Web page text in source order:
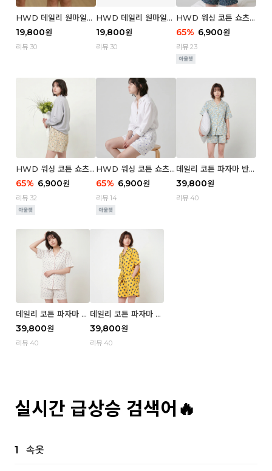
HWD 데일리 원마일
쇼츠 - 03 Poodle (우
먼)
19,800원
리뷰 30
HWD 데일리 원마일
쇼츠 - 02 Chouchou
(우먼)
19,800원
리뷰 30
HWD 워싱 코튼 쇼츠
(우먼) - 03 Berry tre
e
65% 6,900원
리뷰 23
HWD 워싱 코튼 쇼츠
(우먼) - 02 Retro flo
wer
65% 6,900원
리뷰 32
HWD 워싱 코튼 쇼츠
(우먼) - 01 Blue whal
e
65% 6,900원
리뷰 14
데일리 코튼 파자마 반팔
세트 (우먼) - 03 Sum
mer lane
39,800원
리뷰 40
데일리 코튼 파자마 반
팔 세트 (우먼) - 02
Blue cherry
39,800원
리뷰 40
데일리 코튼 파자마 반
팔 세트 (우먼) - 01 Mi
z
39,800원
리뷰 40
실시간 급상승 검색어🔥
1 속옷